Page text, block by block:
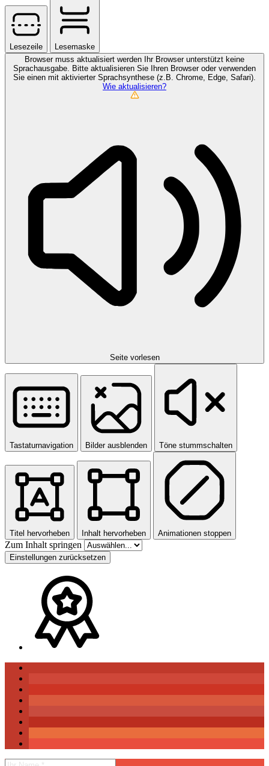
Lesezeile
Lesemaske
Browser muss aktualisiert werden
Ihr Browser unterstützt keine
Sprachausgabe. Bitte aktualisieren Sie Ihren Browser oder verwenden
Sie einen mit aktivierter Sprachsynthese (z.B. Chrome, Edge, Safari).
Wie aktualisieren?
Seite vorlesen
Tastaturnavigation Bilder ausblenden Töne stummschalten
Titel hervorheben Inhalt hervorheben Animationen stoppen
Zum Inhalt springen
Einstellungen zurücksetzen